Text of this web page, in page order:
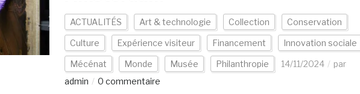
ACTUALITÉS Art & technologie Collection Conservation
Culture Expérience visiteur Financement Innovation sociale
Mécénat Monde Musée Philanthropie 14/11/2024
par
admin
0 commentaire